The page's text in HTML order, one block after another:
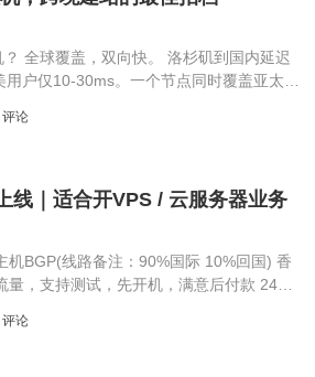
全球覆盖，双向快。 洛杉矶到国内延迟
户仅10-30ms。一个节点同时覆盖亚太和
读写延迟稳定0.02ms以内——数据库、游
评论
线｜适合开VPS / 云服务器业务
评论